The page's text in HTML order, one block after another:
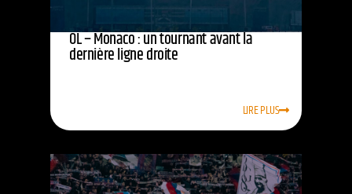
OL – Monaco : un tournant avant la
dernière ligne droite
LIRE PLUS